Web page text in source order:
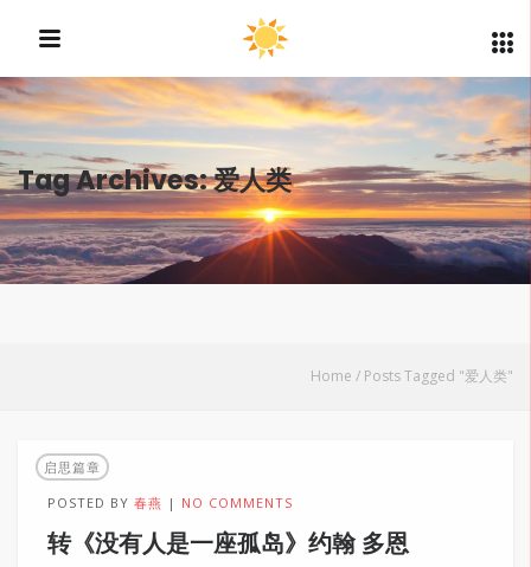
Tag Archives: 爱人类
Home / Posts Tagged "爱人类"
启思篇章
POSTED BY春燕 NO COMMENTS
转《没有人是一座孤岛》约翰 多恩